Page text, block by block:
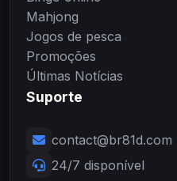
Mahjong
Jogos de pesca
Promoções
Últimas Notícias
Suporte
contact@br81d.com
24/7 disponível